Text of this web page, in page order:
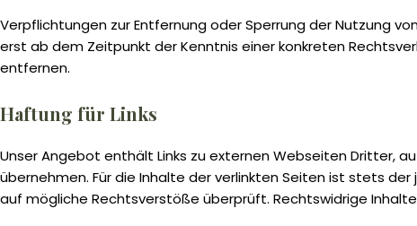
Verpflichtungen zur Entfernung oder Sperrung der Nutzung
erst ab dem Zeitpunkt der Kenntnis einer konkreten
entfernen.
Haftung für Links
Unser Angebot enthält Links zu externen Webseiten Dritter,
übernehmen. Für die Inhalte der verlinkten Seiten ist stets
auf mögliche Rechtsverstöße überprüft. Rechtswidrige